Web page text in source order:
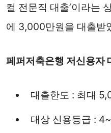
컬 전문직 대출’이라는
에 3,000만원을 대출받
페퍼저축은행 저신용자
대출한도 : 최대
대상 신용등급 :